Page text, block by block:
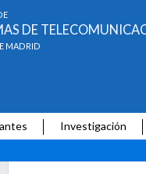
DE
MADRID
Investigación